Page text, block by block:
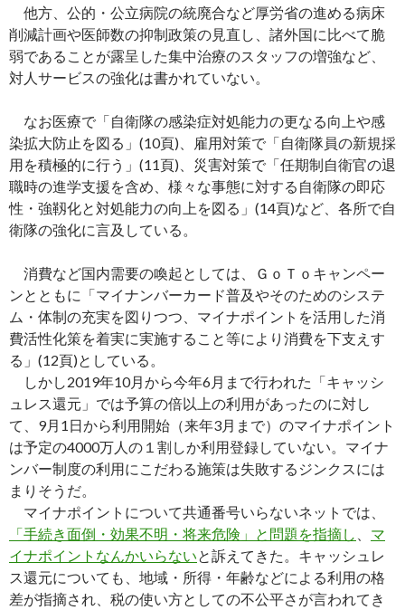
他方、公的・公立病院の統廃合など厚労省の進める病床
削減計画や医師数の抑制政策の見直し、諸外国に比べて脆
弱であることが露呈した集中治療のスタッフの増強など、
対人サービスの強化は書かれていない。
なお医療で「自衛隊の感染症対処能力の更なる向上や感
染拡大防止を図る」(10頁)、雇用対策で「自衛隊員の新規採
用を積極的に行う」(11頁)、災害対策で「任期制自衛官の退
職時の進学支援を含め、様々な事態に対する自衛隊の即応
性・強靱化と対処能力の向上を図る」(14頁)など、各所で自
衛隊の強化に言及している。
消費など国内需要の喚起としては、ＧｏＴｏキャンペー
ンとともに「マイナンバーカード普及やそのためのシステ
ム・体制の充実を図りつつ、マイナポイントを活用した消
費活性化策を着実に実施すること等により消費を下支えす
る」(12頁)としている。
しかし2019年10月から今年6月まで行われた「キャッシ
ュレス還元」では予算の倍以上の利用があったのに対し
て、9月1日から利用開始（来年3月まで）のマイナポイント
は予定の4000万人の１割しか利用登録していない。マイナ
ンバー制度の利用にこだわる施策は失敗するジンクスには
まりそうだ。
マイナポイントについて共通番号いらないネットでは、
「手続き面倒・効果不明・将来危険」と問題を指摘し
マ
イナポイントなんかいらないと訴えてきた。キャッシュレ
ス還元についても、地域・所得・年齢などによる利用の格
差が指摘され、税の使い方としての不公平さが言われてき